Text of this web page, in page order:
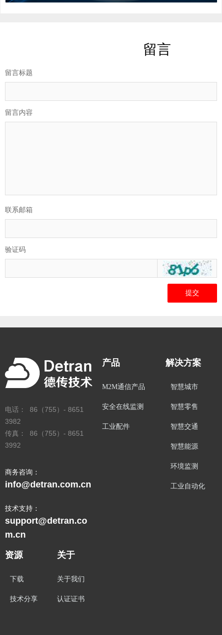
留言
留言标题
留言内容
联系邮箱
验证码
提交
电话： 86（755）- 8651
3982
传真： 86（755）- 8651
3992
商务咨询：
info@detran.com.cn
技术支持：
support@detran.co
m.cn
产品
M2M通信产品
安全在线监测
工业配件
智慧城市
智慧零售
智慧交通
智慧能源
环境监测
工业自动化
解决方案
资源
下载
技术分享
关于
关于我们
认证证书